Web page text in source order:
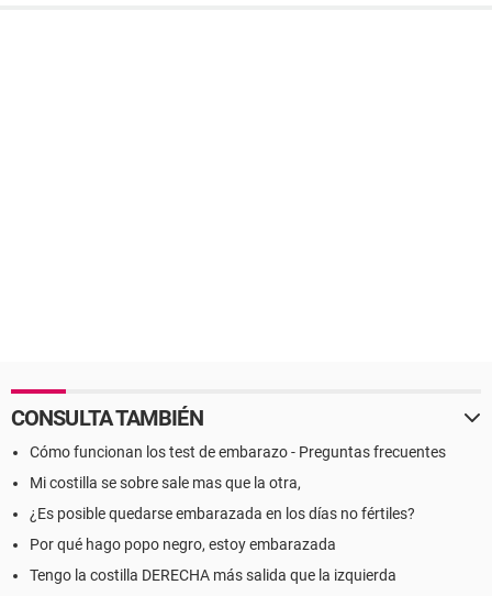
CONSULTA TAMBIÉN
Cómo funcionan los test de embarazo - Preguntas frecuentes
Mi costilla se sobre sale mas que la otra,
¿Es posible quedarse embarazada en los días no fértiles?
Por qué hago popo negro, estoy embarazada
Tengo la costilla DERECHA más salida que la izquierda